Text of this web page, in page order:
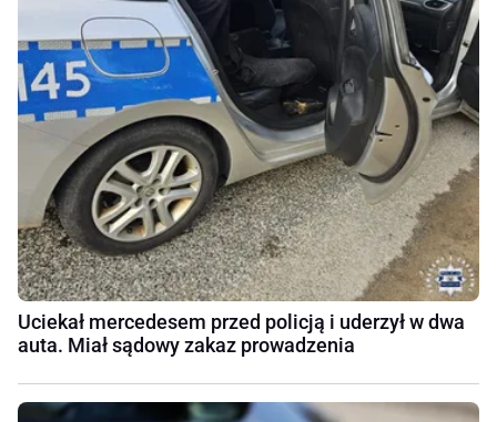
Uciekał mercedesem przed policją i uderzył w dwa
auta. Miał sądowy zakaz prowadzenia